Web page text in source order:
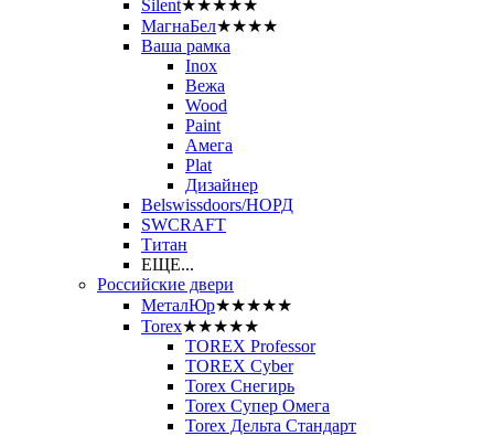
Silent★★★★★
МагнаБел★★★★
Ваша рамка
Inox
Вежа
Wood
Paint
Амега
Plat
Дизайнер
Belswissdoors/НОРД
SWCRAFT
Титан
ЕЩЕ...
Российские двери
МеталЮр★★★★★
Torex★★★★★
TOREX Professor
TOREX Cyber
Torex Снегирь
Torex Супер Омега
Torex Дельта Стандарт